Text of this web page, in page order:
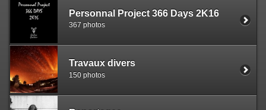
Personnal Project 366 Days 2K16
367 photos
Travaux divers
150 photos